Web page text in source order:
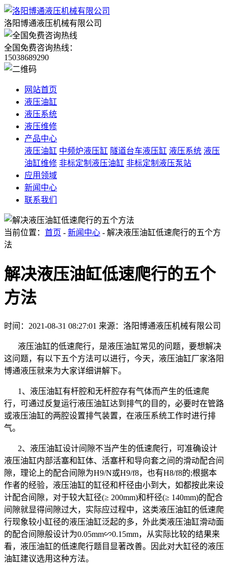
洛阳博通液压机械有限公司
全国免费咨询热线：
15038689290
网站首页
液压油缸
液压系统
液压维修
产品中心
液压油缸 中频炉液压缸 隧道台车液压缸 液压系统 液压
油缸维修 非标定制液压油缸 非标定制液压泵站
应用领域
新闻中心
联系我们
当前位置： 首页 - 新闻中心 - 解决液压油缸低速爬行的五个方
法
解决液压油缸低速爬行的五个
方法
时间：2021-08-31 08:27:01 来源：洛阳博通液压机械有限公司
液压油缸的低速爬行，是液压油缸常见的问题，要想解决
这问题，有以下五个方法可以进行，今天，液压油缸厂家洛阳
博通液压就来为大家详细讲解下。
1、液压油缸有杆腔和无杆腔存有气体而产生的低速爬
行，可通过反复运行液压油缸达到排气的目的，必要时在管路
或液压油缸的两腔设置排气装置，在液压系统工作时进行排
气。
2、液压油缸设计间隙不当产生的低速爬行，可准确设计
液压油缸内部活塞和缸体、活塞杆和导向套之间的滑动配合间
隙，理论上的配合间隙为H9/N或H9/f8，也有H8/f8的;根据本
作者的经验，液压油缸的缸径和杆径由小到大，如都按此来设
计配合间隙，对于较大缸径(≥ 200mm)和杆径(≥ 140mm)的配合
间隙就显得间隙过大，实际应过程中，这类液压油缸的低速爬
行现象较小缸径的液压油缸泛起的多，外此类液压油缸滑动面
的配合间隙般设计为0.05mm∽0.15mm，从实际比较的结果来
看，液压油缸的低速爬行题目显著改善。因此对大缸径的液压
油缸建议选用这种方法。